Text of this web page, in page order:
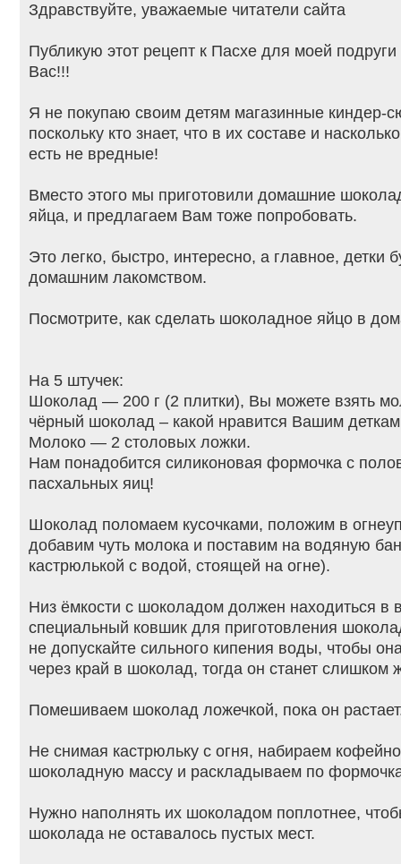
Здравствуйте, уважаемые читатели сайта
Публикую этот рецепт к Пасхе для моей
Вас!!!
Я не покупаю своим детям магазинные киндер-
поскольку кто знает, что в их составе и
есть не вредные!
Вместо этого мы приготовили домашние
яйца, и предлагаем Вам тоже попробовать.
Это легко, быстро, интересно, а главное, детки
домашним лакомством.
Посмотрите, как сделать шоколадное яйцо в
На 5 штучек:
Шоколад — 200 г (2 плитки), Вы можете взять
чёрный шоколад – какой нравится Вашим
Молоко — 2 столовых ложки.
Нам понадобится силиконовая формочка с
пасхальных яиц!
Шоколад поломаем кусочками, положим в
добавим чуть молока и поставим на водяную
кастрюлькой с водой, стоящей на огне).
Низ ёмкости с шоколадом должен находиться в
специальный ковшик для приготовления
не допускайте сильного кипения воды, чтобы
через край в шоколад, тогда он станет слишком
Помешиваем шоколад ложечкой, пока он
Не снимая кастрюльку с огня, набираем
шоколадную массу и раскладываем по
Нужно наполнять их шоколадом поплотнее,
шоколада не оставалось пустых мест.